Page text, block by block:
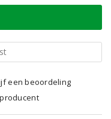
een beoordeling